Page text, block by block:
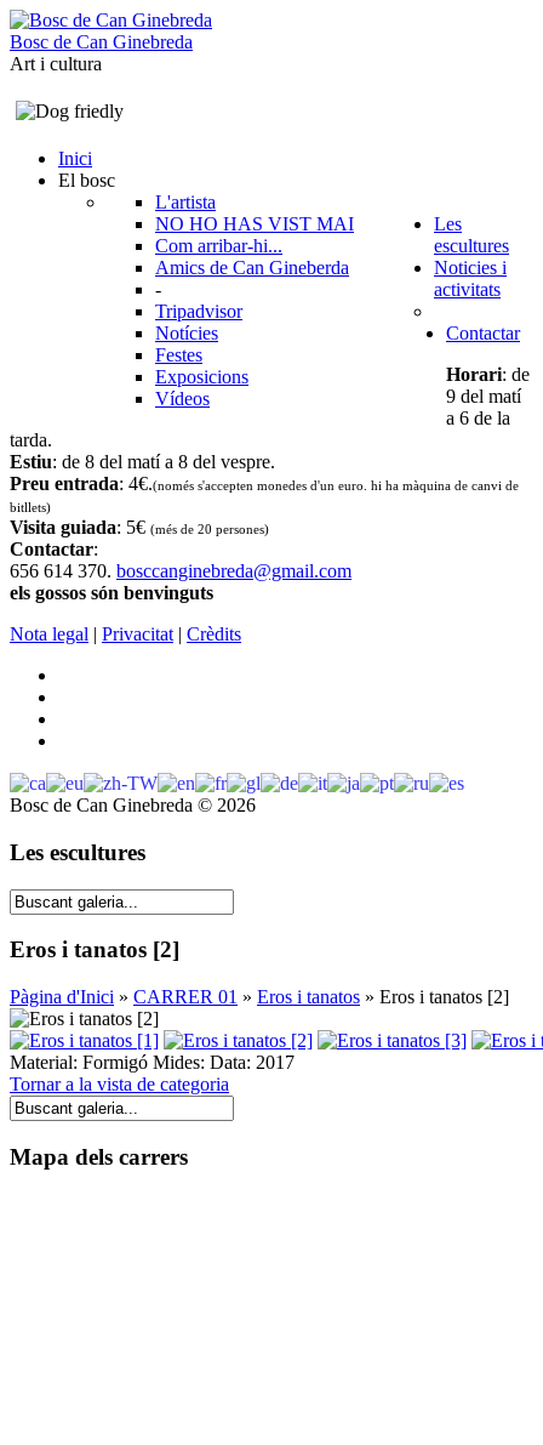
Bosc de Can Ginebreda
Art i cultura
Inici
El bosc
L'artista
NO HO HAS VIST MAI
Com arribar-hi...
Amics de Can Gineberda
-
Tripadvisor
Les
escultures
Noticies i
activitats
Notícies
Festes
Exposicions
Vídeos
Contactar
Horari: de
9 del matí
a 6 de la
tarda.
Estiu: de 8 del matí a 8 del vespre.
Preu entrada: 4€.(només s'accepten monedes d'un euro. hi ha màquina de canvi de
bitllets)
Visita guiada: 5€ (més de 20 persones)
Contactar:
656 614 370. bosccanginebreda@gmail.com
els gossos són benvinguts
Nota legal | Privacitat | Crèdits
Bosc de Can Ginebreda © 2026
Les escultures
Eros i tanatos [2]
Pàgina d'Inici » CARRER 01 » Eros i tanatos » Eros i tanatos [2]
Material: Formigó Mides: Data: 2017
Tornar a la vista de categoria
Mapa dels carrers